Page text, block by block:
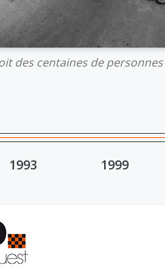
des centaines de
1993 1999